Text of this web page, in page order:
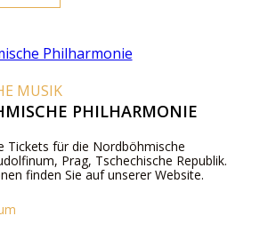
MUSIK
PHILHARMONIE
Tickets für die Nordböhmische
Prag, Tschechische Republik.
finden Sie auf unserer Website.